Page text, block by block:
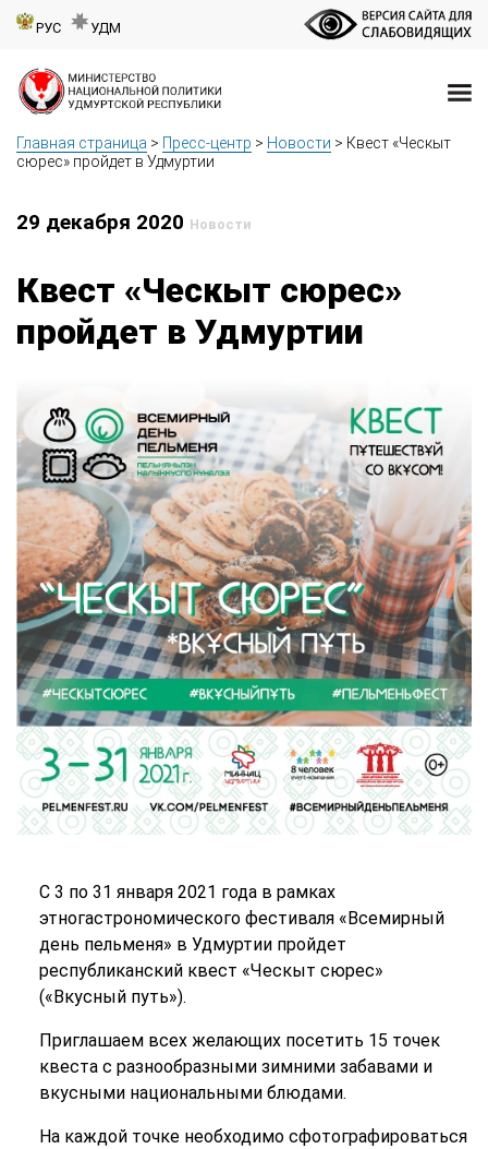
РУС УДМ
Главная страница > Пресс-центр > Новости > Квест «Ческыт
сюрес» пройдет в Удмуртии
29 декабря 2020 Новости
Квест «Ческыт сюрес»
пройдет в Удмуртии
С 3 по 31 января 2021 года в рамках
этногастрономического фестиваля «Всемирный
день пельменя» в Удмуртии пройдет
республиканский квест «Ческыт сюрес»
(«Вкусный путь»).
Приглашаем всех желающих посетить 15 точек
квеста с разнообразными зимними забавами и
вкусными национальными блюдами.
На каждой точке необходимо сфотографироваться